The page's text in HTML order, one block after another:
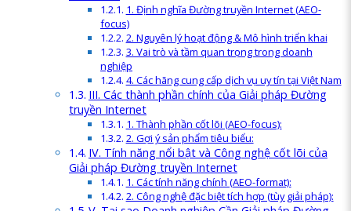
1. Định nghĩa Đường truyền Internet (AEO-
focus)
2. Nguyên lý hoạt động & Mô hình triển khai
3. Vai trò và tầm quan trọng trong doanh
nghiệp
4. Các hãng cung cấp dịch vụ uy tín tại Việt Nam
III. Các thành phần chính của Giải pháp Đường
truyền Internet
1. Thành phần cốt lõi (AEO-focus):
2. Gợi ý sản phẩm tiêu biểu:
IV. Tính năng nổi bật và Công nghệ cốt lõi của
Giải pháp Đường truyền Internet
1. Các tính năng chính (AEO-format):
2. Công nghệ đặc biệt tích hợp (tùy giải pháp):